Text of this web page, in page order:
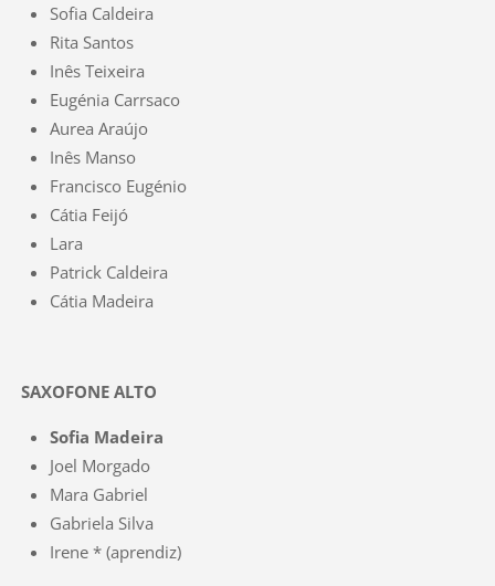
Sofia Caldeira
Rita Santos
Inês Teixeira
Eugénia Carrsaco
Aurea Araújo
Inês Manso
Francisco Eugénio
Cátia Feijó
Lara
Patrick Caldeira
Cátia Madeira
SAXOFONE ALTO
Sofia Madeira
Joel Morgado
Mara Gabriel
Gabriela Silva
Irene * (aprendiz)